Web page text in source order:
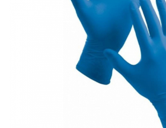
Fas Poliester 100% Verde
sidef/perlat 210gr/mp peliculizat